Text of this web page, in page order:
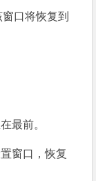
口将恢复到
最前。
窗口，恢复